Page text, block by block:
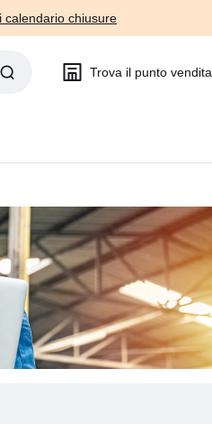
calendario chiusure
Trova il punto vendita